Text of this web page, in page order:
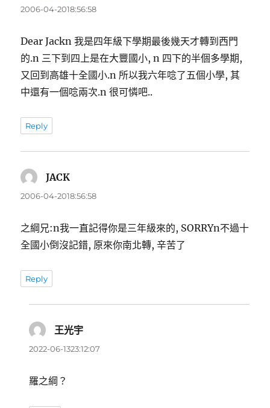
示:
2006-04-2018:56:58
Dear Jackn 我是四年級下學期最後幾天才轉到西門
的.n 三下到四上是在大豐國小, n 四下的半個多學期,
又回到高雄十全國小.n 所以我六年唸了五個小學, 其
中還有一個唸兩次.n 很可憐吧..
Reply
JACK
示:
2006-04-2018:56:58
之綱兄:n我一直記得你是三年級來的, SORRYn不過十
全國小倒沒記錯, 原來你南北轉, 辛苦了
Reply
王光宇
示:
2022-06-1323:12:07
羅之綱？